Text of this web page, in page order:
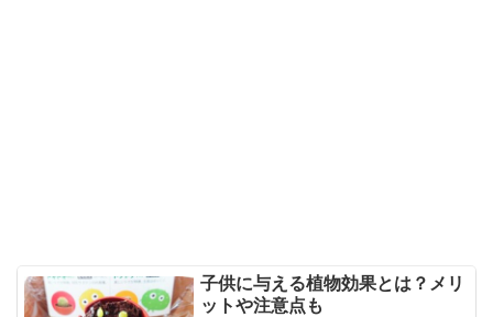
子供に与える植物効果とは？メリ
ットや注意点も